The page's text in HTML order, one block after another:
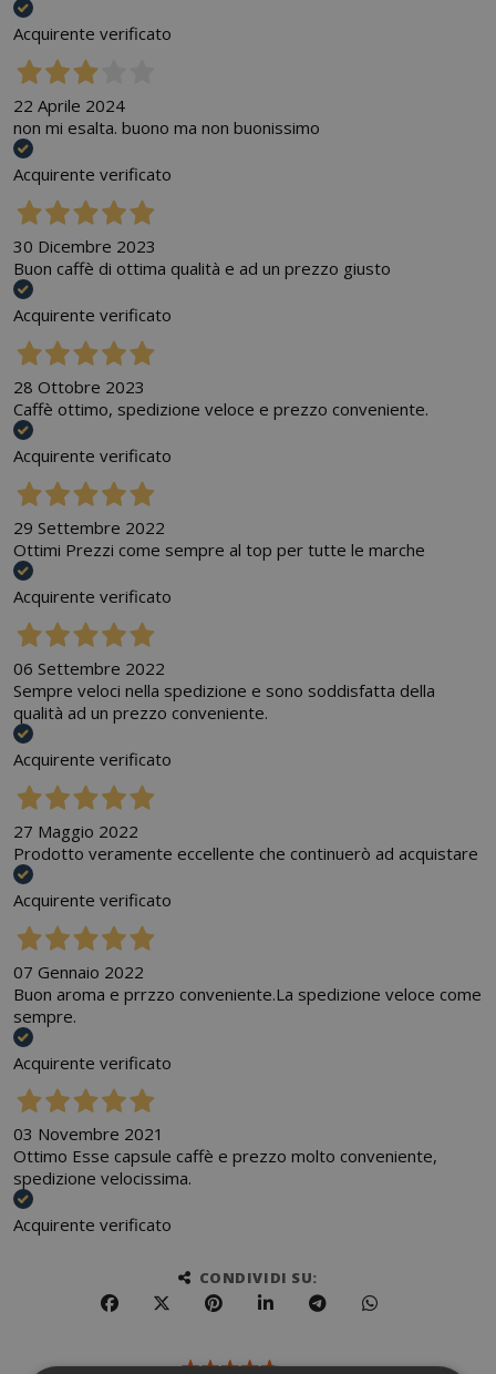
Acquirente verificato
22 Aprile 2024
non mi esalta. buono ma non buonissimo
Acquirente verificato
30 Dicembre 2023
Buon caffè di ottima qualità e ad un prezzo giusto
Acquirente verificato
28 Ottobre 2023
Caffè ottimo, spedizione veloce e prezzo conveniente.
Acquirente verificato
29 Settembre 2022
Ottimi Prezzi come sempre al top per tutte le marche
Acquirente verificato
06 Settembre 2022
Sempre veloci nella spedizione e sono soddisfatta della
qualità ad un prezzo conveniente.
Acquirente verificato
27 Maggio 2022
Prodotto veramente eccellente che continuerò ad acquistare
Acquirente verificato
07 Gennaio 2022
Buon aroma e prrzzo conveniente.La spedizione veloce come
sempre.
Acquirente verificato
03 Novembre 2021
Ottimo Esse capsule caffè e prezzo molto conveniente,
spedizione velocissima.
Acquirente verificato
CONDIVIDI SU: